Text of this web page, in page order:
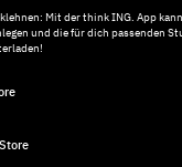
Mit der think ING. App
und die für dich passenden